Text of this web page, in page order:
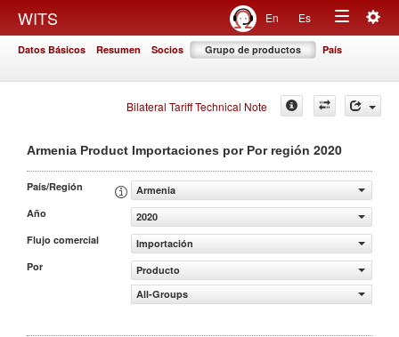
WITS En Es
Toggle
Datos Básicos Resumen Socios Grupo de productos País
Bilateral Tariff Technical Note
Armenia Product Importaciones por Por región 2020
País/Región
Armenia
Año
2020
Flujo comercial
Importación
Por
Producto
All-Groups